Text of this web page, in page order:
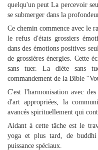
quelqu'un peut La percevoir
se submerger dans la
Ce chemin commence avec le
le refus d'états grossiers
dans des émotions positives
de grossières énergies. Cette
sans tuer. La diète sans
commandement de la Bible
C'est l'harmonisation avec
d'art appropriées, la
avancés spirituellement qui
Aidant à cette tâche est le
yoga et plus tard, de
puissance spéciaux.